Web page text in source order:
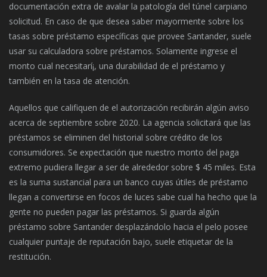
documentación extra de avalar la patologí­a del túnel carpiano
solicitud. En caso de que desea saber mayormente sobre los
tasas sobre préstamo específicas que provee Santander, suele
usar su calculadora sobre préstamos. Solamente ingrese el
monto cual necesitarí¡, una durabilidad de el préstamo y
también en la tasa de atención.
Aquellos que califiquen de el autorización recibirán algún aviso
acerca de septiembre sobre 2020. La agencia solicitará que las
préstamos se eliminen del historial sobre crédito de los
consumidores. Se expectación que nuestro monto del paga
extremo pudiera llegar a ser de alrededor sobre $ 45 miles. Esta
es la suma sustancial para un banco cuyas útiles de préstamo
llegan a convertirse en focos de luces sabe cual ha hecho que la
gente no pueden pagar las préstamos. Si guarda algún
préstamo sobre Santander desplazándolo hacia el pelo posee
cualquier puntaje de reputación bajo, suele etiquetar de la
restitución.